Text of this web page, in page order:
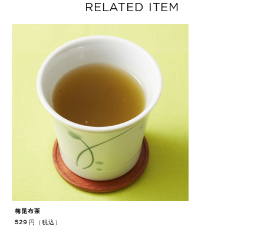
RELATED ITEM
梅昆布茶
529 円（税込）